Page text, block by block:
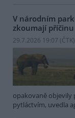
V národním
zkoumají příčinu
29.7.2026 19:07 (ČTK)
opakovaně objevily
pytláctvím, uvedla